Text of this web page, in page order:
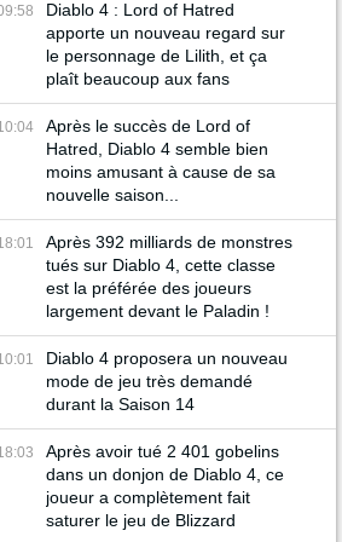
Diablo 4 : Lord of Hatred
apporte un nouveau regard sur
le personnage de Lilith, et ça
plaît beaucoup aux fans
Après le succès de Lord of
Hatred, Diablo 4 semble bien
moins amusant à cause de sa
nouvelle saison...
Après 392 milliards de monstres
tués sur Diablo 4, cette classe
est la préférée des joueurs
largement devant le Paladin !
Diablo 4 proposera un nouveau
mode de jeu très demandé
durant la Saison 14
Après avoir tué 2 401 gobelins
dans un donjon de Diablo 4, ce
joueur a complètement fait
saturer le jeu de Blizzard